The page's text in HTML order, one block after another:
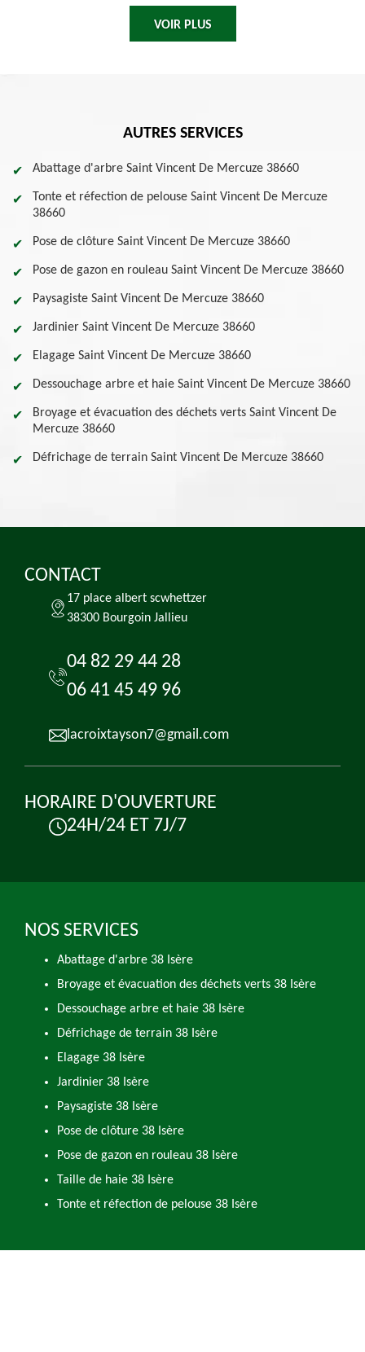
VOIR PLUS
AUTRES SERVICES
Abattage d'arbre Saint Vincent De Mercuze 38660
Tonte et réfection de pelouse Saint Vincent De Mercuze
38660
Pose de clôture Saint Vincent De Mercuze 38660
Pose de gazon en rouleau Saint Vincent De Mercuze 38660
Paysagiste Saint Vincent De Mercuze 38660
Jardinier Saint Vincent De Mercuze 38660
Elagage Saint Vincent De Mercuze 38660
Dessouchage arbre et haie Saint Vincent De Mercuze 38660
Broyage et évacuation des déchets verts Saint Vincent De
Mercuze 38660
Défrichage de terrain Saint Vincent De Mercuze 38660
CONTACT
17 place albert scwhettzer
38300 Bourgoin Jallieu
04 82 29 44 28
06 41 45 49 96
lacroixtayson7@gmail.com
HORAIRE D'OUVERTURE
24H/24 ET 7J/7
NOS SERVICES
Abattage d'arbre 38 Isère
Broyage et évacuation des déchets verts 38 Isère
Dessouchage arbre et haie 38 Isère
Défrichage de terrain 38 Isère
Elagage 38 Isère
Jardinier 38 Isère
Paysagiste 38 Isère
Pose de clôture 38 Isère
Pose de gazon en rouleau 38 Isère
Taille de haie 38 Isère
Tonte et réfection de pelouse 38 Isère